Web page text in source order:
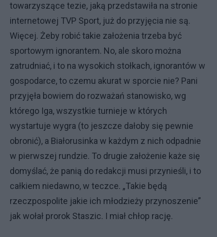
towarzyszące tezie, jaką przedstawiła na stronie
internetowej TVP Sport, już do przyjęcia nie są.
Więcej. Żeby robić takie założenia trzeba być
sportowym ignorantem. No, ale skoro można
zatrudniać, i to na wysokich stołkach, ignorantów w
gospodarce, to czemu akurat w sporcie nie? Pani
przyjęła bowiem do rozważań stanowisko, wg
którego Iga, wszystkie turnieje w których
wystartuje wygra (to jeszcze dałoby się pewnie
obronić), a Białorusinka w każdym z nich odpadnie
w pierwszej rundzie. To drugie założenie każe się
domyślać, że panią do redakcji musi przynieśli, i to
całkiem niedawno, w teczce. „Takie będą
rzeczpospolite jakie ich młodzieży przynoszenie”
jak wołał prorok Staszic. I miał chłop rację.